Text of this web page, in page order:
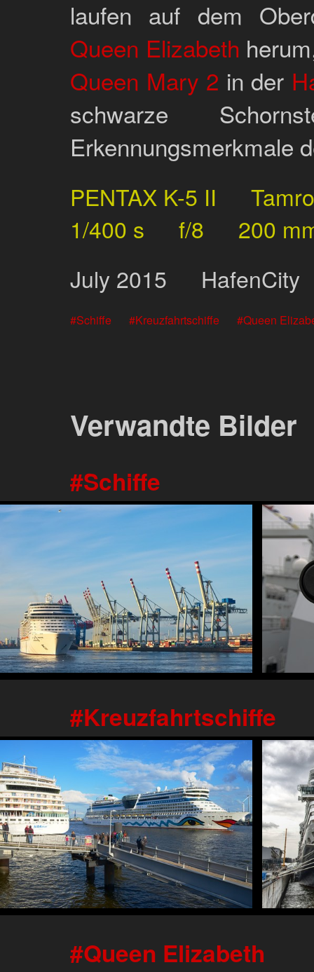
laufen auf dem
Queen Elizabeth
Queen Mary 2 in der
schwarze
Erkennungsmerkmale
PENTAX K-5 II
1/400 s
f/8
200
July 2015 HafenCity
Schiffe Kreuzfahrtschiffe Queen
Verwandte Bilder
Schiffe
Kreuzfahrtschiffe
Queen Elizabeth